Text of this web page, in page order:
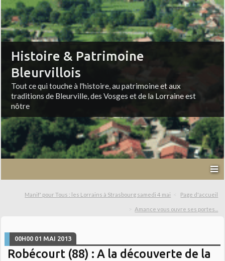
Histoire & Patrimoine
Bleurvillois
Tout ce qui touche à l'histoire, au patrimoine et aux
traditions de Bleurville, des Vosges et de la Lorraine est
nôtre
Manif' pour Tous : les Lorrains à Strasbourg samedi 4 mai Page d'accueil
Amance vous ouvre ses portes...
00H00 01 MAI 2013
Robécourt (88) : A la découverte de la